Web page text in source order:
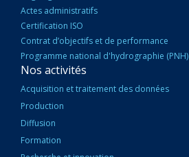
Actes administratifs
Certification ISO
Contrat d’objectifs et de performance
Programme national d'hydrographie (PNH)
Nos activités
Acquisition et traitement des données
Production
Diffusion
Formation